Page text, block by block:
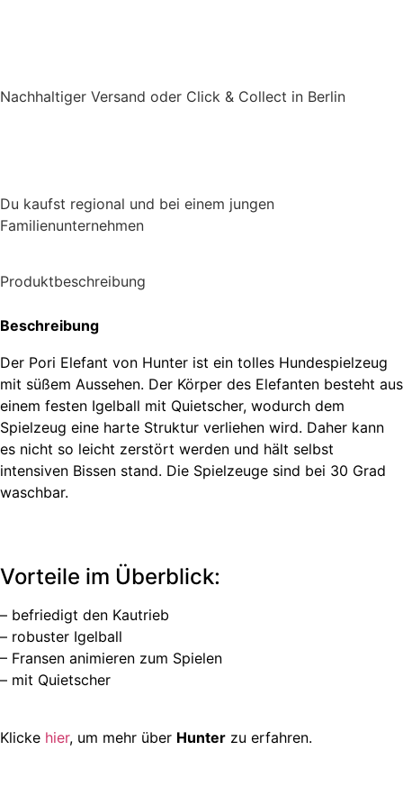
Nachhaltiger Versand oder Click & Collect in Berlin
Du kaufst regional und bei einem jungen
Familienunternehmen
Produktbeschreibung
Beschreibung
Der Pori Elefant von Hunter ist ein tolles Hundespielzeug
mit süßem Aussehen. Der Körper des Elefanten besteht aus
einem festen Igelball mit Quietscher, wodurch dem
Spielzeug eine harte Struktur verliehen wird. Daher kann
es nicht so leicht zerstört werden und hält selbst
intensiven Bissen stand. Die Spielzeuge sind bei 30 Grad
waschbar.
Vorteile im Überblick:
– befriedigt den Kautrieb
– robuster Igelball
– Fransen animieren zum Spielen
– mit Quietscher
Klicke hier, um mehr über Hunter zu erfahren.